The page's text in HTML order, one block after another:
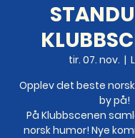
tir. 07. nov.
  |
Opplev det beste
by på!
På Klubbscenen
norsk humor! Nye